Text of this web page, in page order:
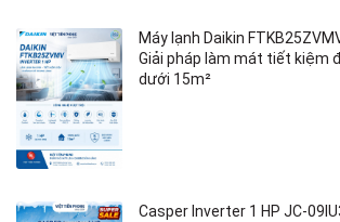
Máy lạnh Daikin
Giải pháp làm mát tiết kiệm
dưới 15m²
Casper Inverter 1 HP JC-